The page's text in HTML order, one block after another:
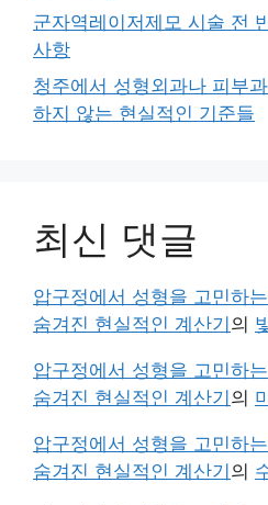
군자역레이저제모 시술 전
사항
청주에서 성형외과나 피부
하지 않는 현실적인 기준들
최신 댓글
압구정에서 성형을 고민하
숨겨진 현실적인 계산기 의
압구정에서 성형을 고민하
숨겨진 현실적인 계산기 의
압구정에서 성형을 고민하
숨겨진 현실적인 계산기 의